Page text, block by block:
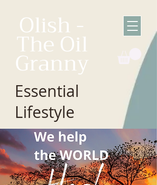
Olish -
The Oil
Granny
Essential
Lifestyle